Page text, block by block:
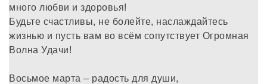
много любви и здоровья!
Будьте счастливы, не болейте, наслаждайтесь
жизнью и пусть вам во всём сопутствует Огромная
Волна Удачи!
Восьмое марта – радость для души,